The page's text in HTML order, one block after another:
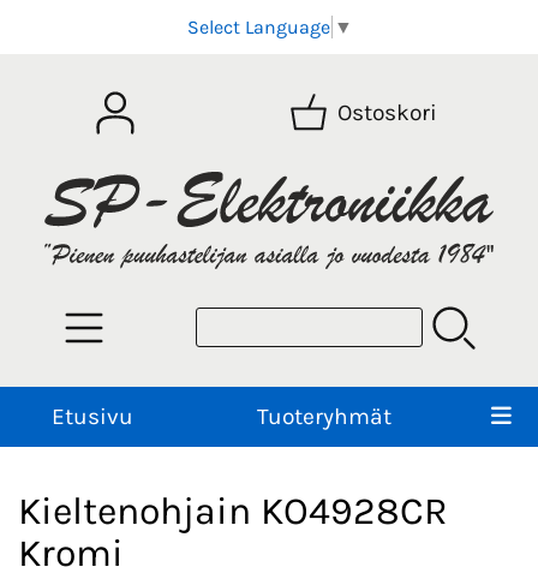
Select Language ▼
Ostoskori
Etusivu Tuoteryhmät
Kieltenohjain KO4928CR
Kromi